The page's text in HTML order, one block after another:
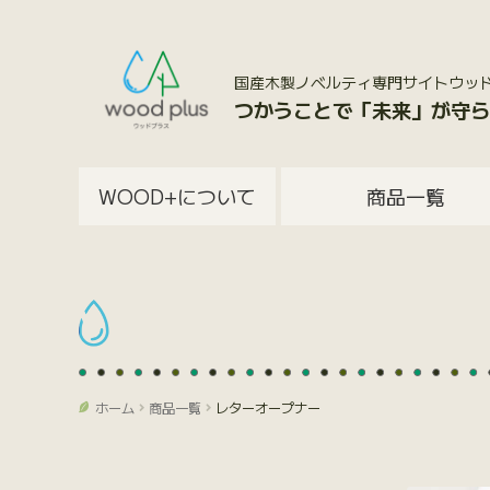
国産木製ノベルティ専門サイトウッ
つかうことで「未来」が守
WOOD+について 商品一覧
ホーム 商品一覧 レターオープナー